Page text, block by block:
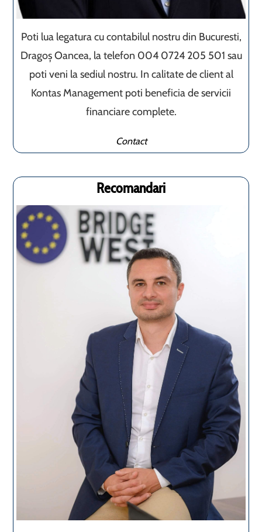
Poti lua legatura cu contabilul nostru din Bucuresti,
Dragoș Oancea, la telefon 004 0724 205 501 sau
poti veni la sediul nostru. In calitate de client al
Kontas Management poti beneficia de servicii
financiare complete.
Contact
Recomandari